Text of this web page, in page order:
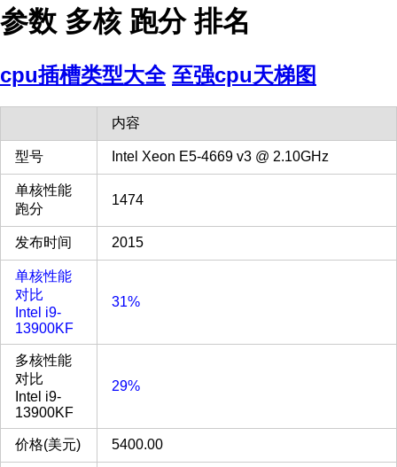
参数 多核 跑分 排名
cpu插槽类型大全 至强cpu天梯图
内容
型号 Intel Xeon E5-4669 v3 @ 2.10GHz
单核性能
跑分
1474
发布时间 2015
单核性能
对比
Intel i9-
13900KF
31%
多核性能
对比
Intel i9-
13900KF
29%
价格(美元) 5400.00